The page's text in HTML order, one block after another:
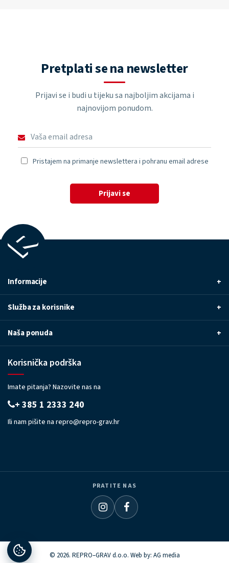
Pretplati se na newsletter
Prijavi se i budi u tijeku sa najboljim akcijama i
najnovijom ponudom.
Pristajem na primanje newslettera i pohranu email adrese
Prijavi se
Informacije +
Služba za korisnike +
Naša ponuda +
Korisnička podrška
Imate pitanja? Nazovite nas na
+ 385 1 2333 240
Ili nam pišite na repro@repro-grav.hr
PRATITE NAS
© 2026. REPRO–GRAV d.o.o. Web by: AG media